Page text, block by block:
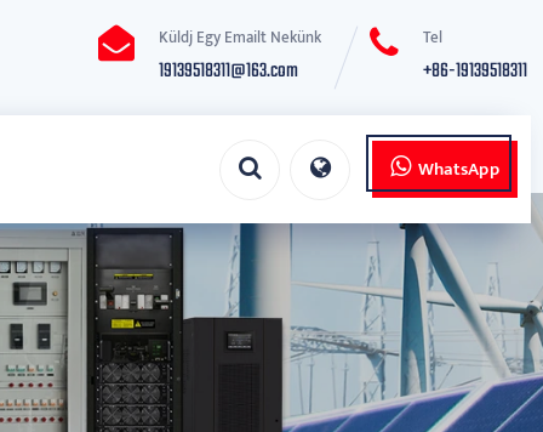
Küldj Egy Emailt Nekünk
19139518311@163.com
Tel
+86-19139518311
WhatsApp